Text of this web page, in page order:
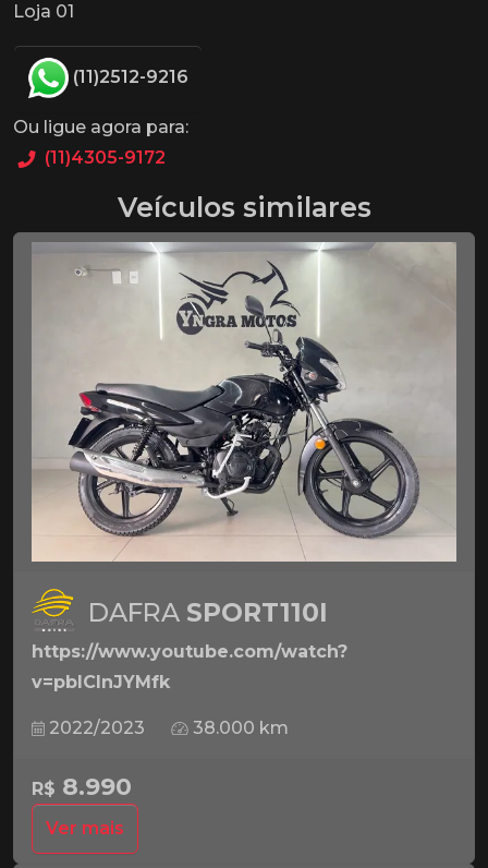
Loja 01
(11)2512-9216
Ou ligue agora para:
(11)4305-9172
Veículos similares
DAFRA SPORT110I
https://www.youtube.com/watch?
v=pbICInJYMfk
2022/2023 38.000 km
R$ 8.990
Ver mais